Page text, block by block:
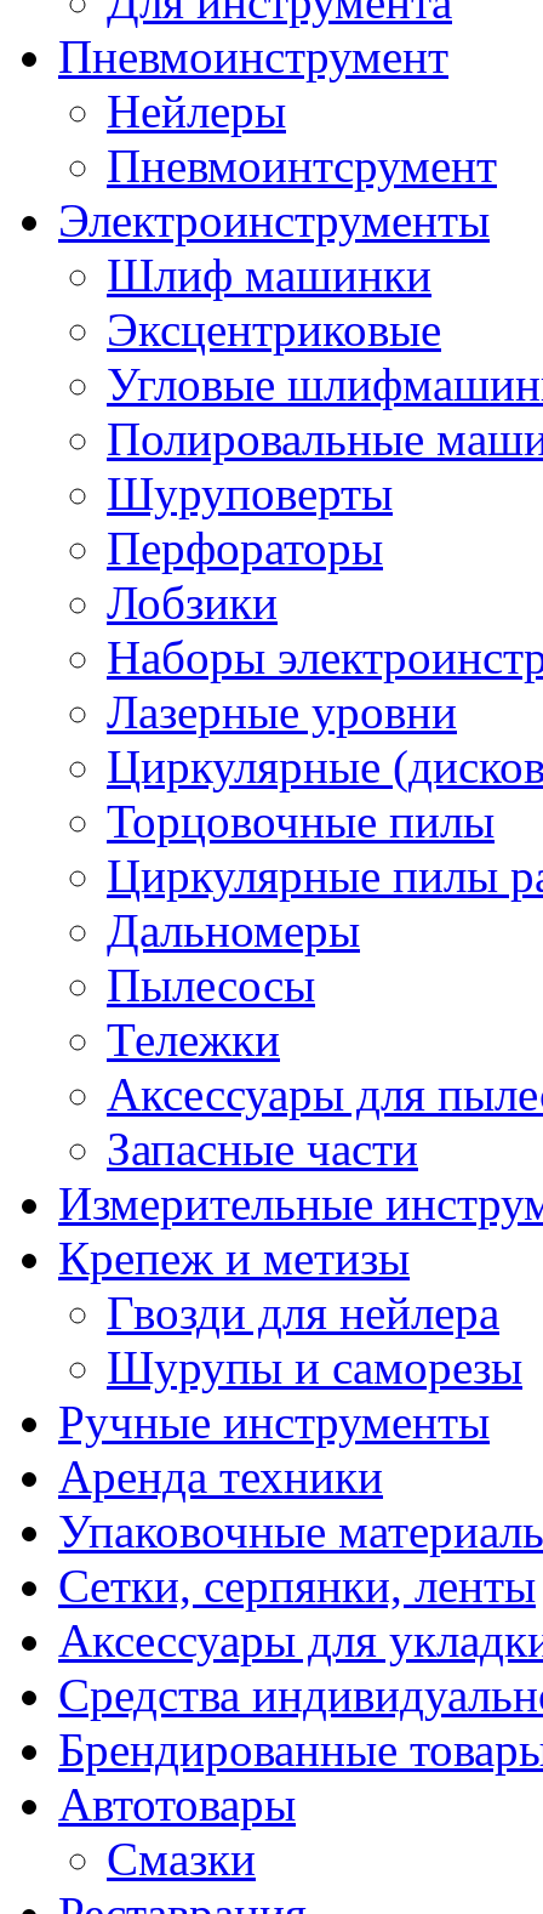
Пневмоинструмент
Нейлеры
Пневмоинтсрумент
Электроинструменты
Шлиф машинки
Эксцентриковые
Угловые
Полировальные
Шуруповерты
Перфораторы
Лобзики
Наборы
Лазерные уровни
Циркулярные
Торцовочные пилы
Циркулярные пилы
Дальномеры
Пылесосы
Тележки
Аксессуары для
Запасные части
Измерительные
Крепеж и метизы
Гвозди для нейлера
Шурупы и саморезы
Ручные инструменты
Аренда техники
Упаковочные
Сетки, серпянки, ленты
Аксессуары для
Средства
Брендированные
Автотовары
Смазки